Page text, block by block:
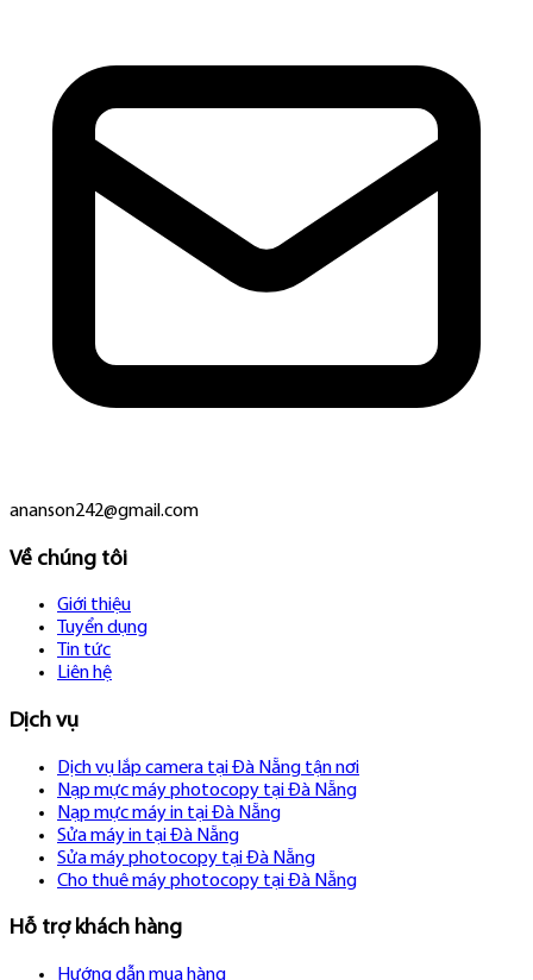
ananson242@gmail.com
Về chúng tôi
Giới thiệu
Tuyển dụng
Tin tức
Liên hệ
Dịch vụ
Dịch vụ lắp camera tại Đà Nẵng tận nơi
Nạp mực máy photocopy tại Đà Nẵng
Nạp mực máy in tại Đà Nẵng
Sửa máy in tại Đà Nẵng
Sửa máy photocopy tại Đà Nẵng
Cho thuê máy photocopy tại Đà Nẵng
Hỗ trợ khách hàng
Hướng dẫn mua hàng